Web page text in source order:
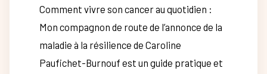
Comment vivre son cancer au quotidien :
Mon compagnon de route de l’annonce de la
maladie à la résilience de Caroline
Paufichet-Burnouf est un guide pratique et